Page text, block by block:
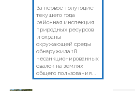
За первое полугодие
текущего года
районная инспекция
природных ресурсов
и охраны
окружающей среды
обнаружила 18
несанкционированных
свалок на землях
общего пользования....